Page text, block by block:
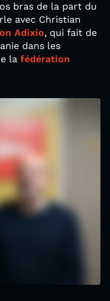
bras de la part du
avec Christian
Adixio, qui fait de
dans les
la fédération